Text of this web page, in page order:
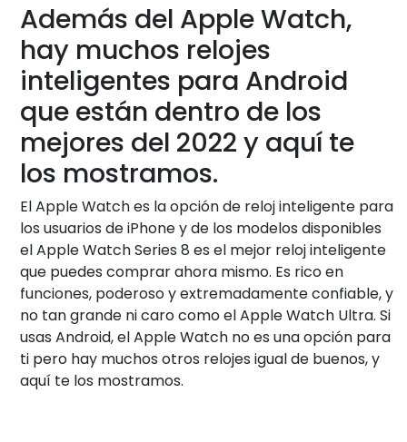
Además del Apple Watch,
hay muchos relojes
inteligentes para Android
que están dentro de los
mejores del 2022 y aquí te
los mostramos.
El Apple Watch es la opción de reloj inteligente para
los usuarios de iPhone y de los modelos disponibles
el Apple Watch Series 8 es el mejor reloj inteligente
que puedes comprar ahora mismo. Es rico en
funciones, poderoso y extremadamente confiable, y
no tan grande ni caro como el Apple Watch Ultra. Si
usas Android, el Apple Watch no es una opción para
ti pero hay muchos otros relojes igual de buenos, y
aquí te los mostramos.